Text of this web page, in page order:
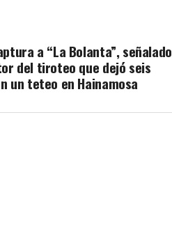
a “La Bolanta”, señalado
del tiroteo que dejó seis
un teteo en Hainamosa